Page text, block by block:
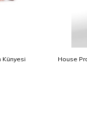
Künyesi House